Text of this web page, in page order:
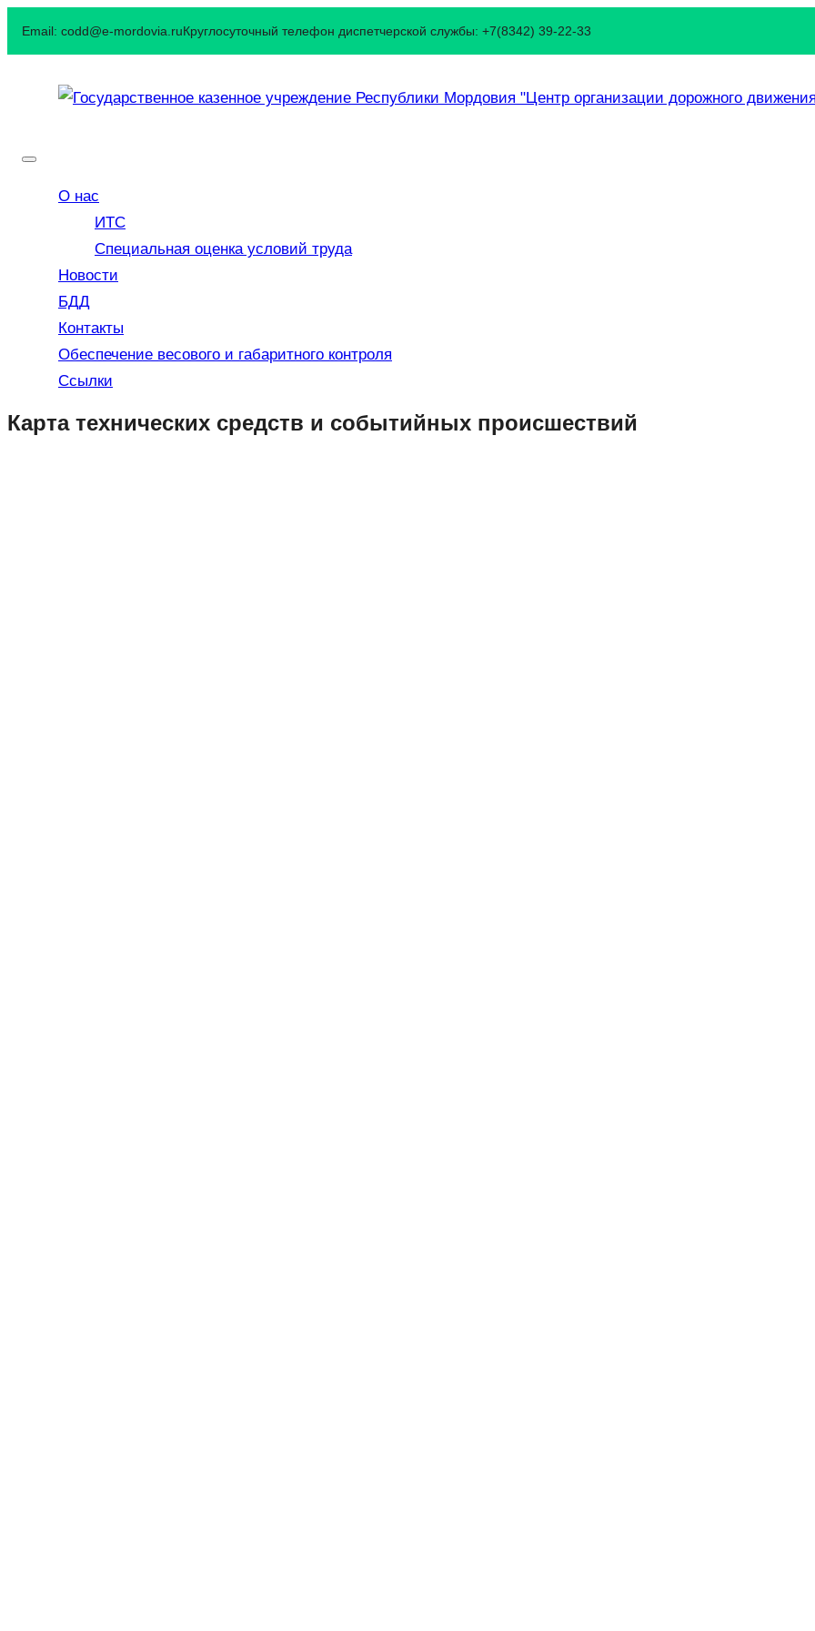
Email: codd@e-mordovia.ruКруглосуточный телефон диспетчерской службы: +7(8342) 39-22-33
О нас
ИТС
Специальная оценка условий труда
Новости
БДД
Контакты
Обеспечение весового и габаритного контроля
Ссылки
Карта технических средств и событийных происшествий